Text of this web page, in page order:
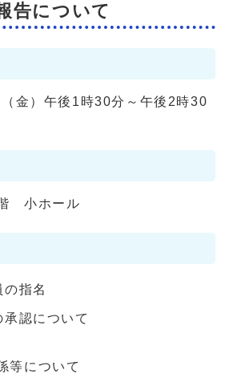
告について
金）午後1時30分～午後2時30
小ホール
指名
認について
等について